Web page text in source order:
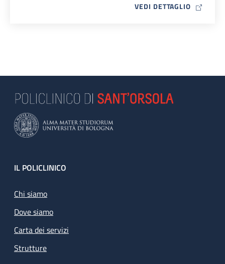
VEDI DETTAGLIO MAP ICON
Footer
IL POLICLINICO
Chi siamo
Dove siamo
Carta dei servizi
Strutture